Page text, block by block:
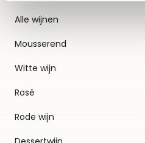
Alle wijnen
Mousserend
Witte wijn
Rosé
Rode wijn